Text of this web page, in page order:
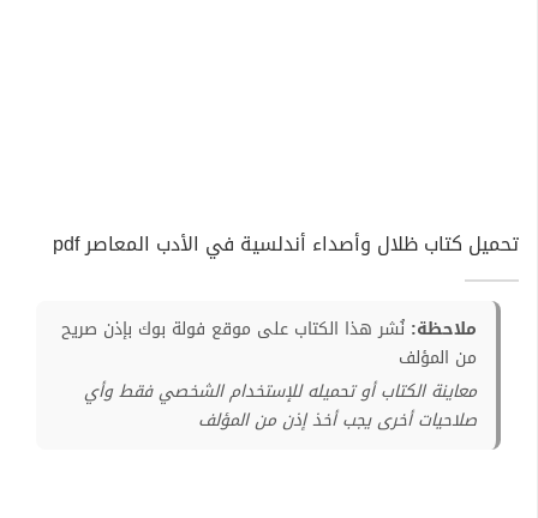
تحميل كتاب ظلال وأصداء أندلسية في الأدب المعاصر pdf
ملاحظة: نُشر هذا الكتاب على موقع فولة بوك بإذن صريح
من المؤلف
معاينة الكتاب أو تحميله للإستخدام الشخصي فقط وأي
صلاحيات أخرى يجب أخذ إذن من المؤلف